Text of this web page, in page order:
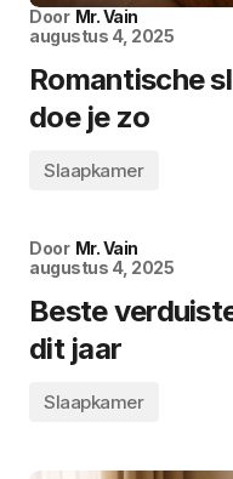
Door Mr. Vain
augustus 4, 2025
Romantische
doe je zo
Slaapkamer
Door Mr. Vain
augustus 4, 2025
Beste
dit jaar
Slaapkamer